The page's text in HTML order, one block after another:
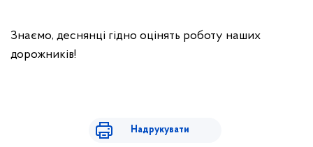
Знаємо, деснянці гідно оцінять роботу наших
дорожників!
Надрукувати